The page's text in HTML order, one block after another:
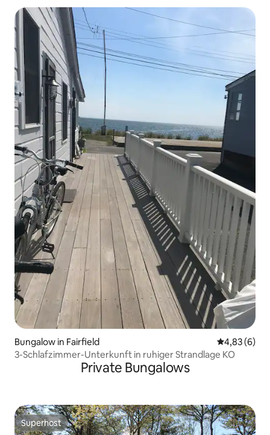
Bungalow in Fairfield
4,83 (6)
3-Schlafzimmer-Unterkunft in ruhiger Strandlage KO
Private Bungalows
Superhost
Superhost